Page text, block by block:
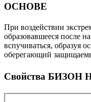
ОСНОВЕ
При воздействии
образовавшееся после
вспучиваться, образуя
оберегающий
Свойства